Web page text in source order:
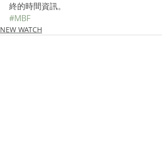
終的時間資訊。
#MBF
NEW WATCH